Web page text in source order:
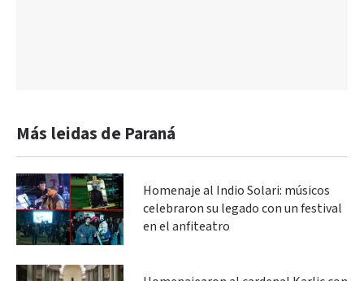
Más leidas de Paraná
Homenaje al Indio Solari: músicos
celebraron su legado con un festival
en el anfiteatro